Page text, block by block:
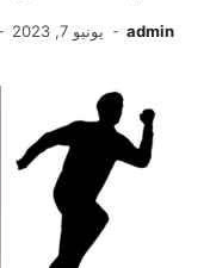
admin يونيو 7, 2023